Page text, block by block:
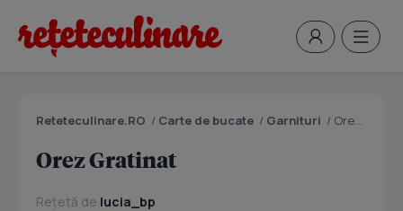
Reteteculinare.RO / Carte de bucate / Garnituri / Orez Gratinat
Orez Gratinat
Rețetă de lucia_bp